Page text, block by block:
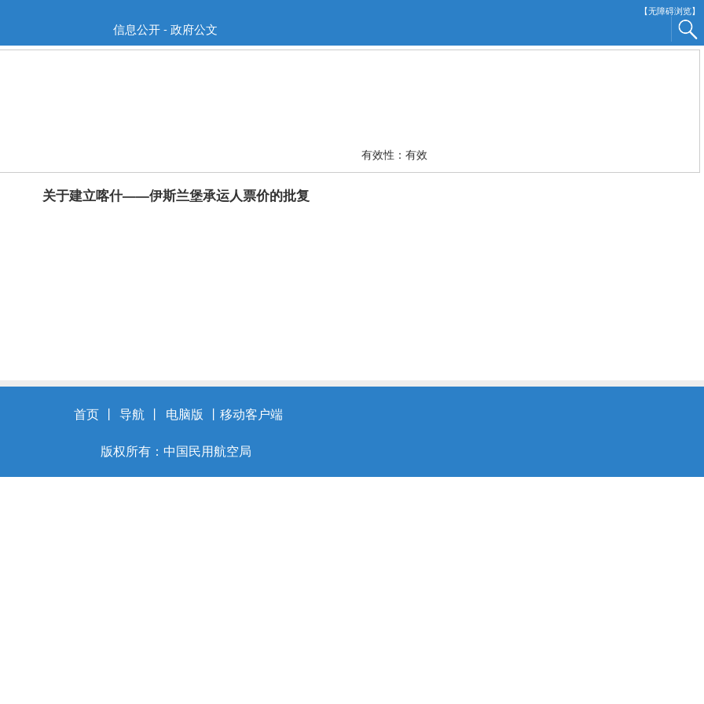
【无障碍浏览】
信息公开 - 政府公文
有效性：有效
关于建立喀什——伊斯兰堡承运人票价的批复
首页 丨 导航 丨 电脑版 丨 移动客户端
版权所有：中国民用航空局